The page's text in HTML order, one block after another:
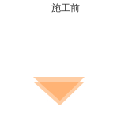
施工前